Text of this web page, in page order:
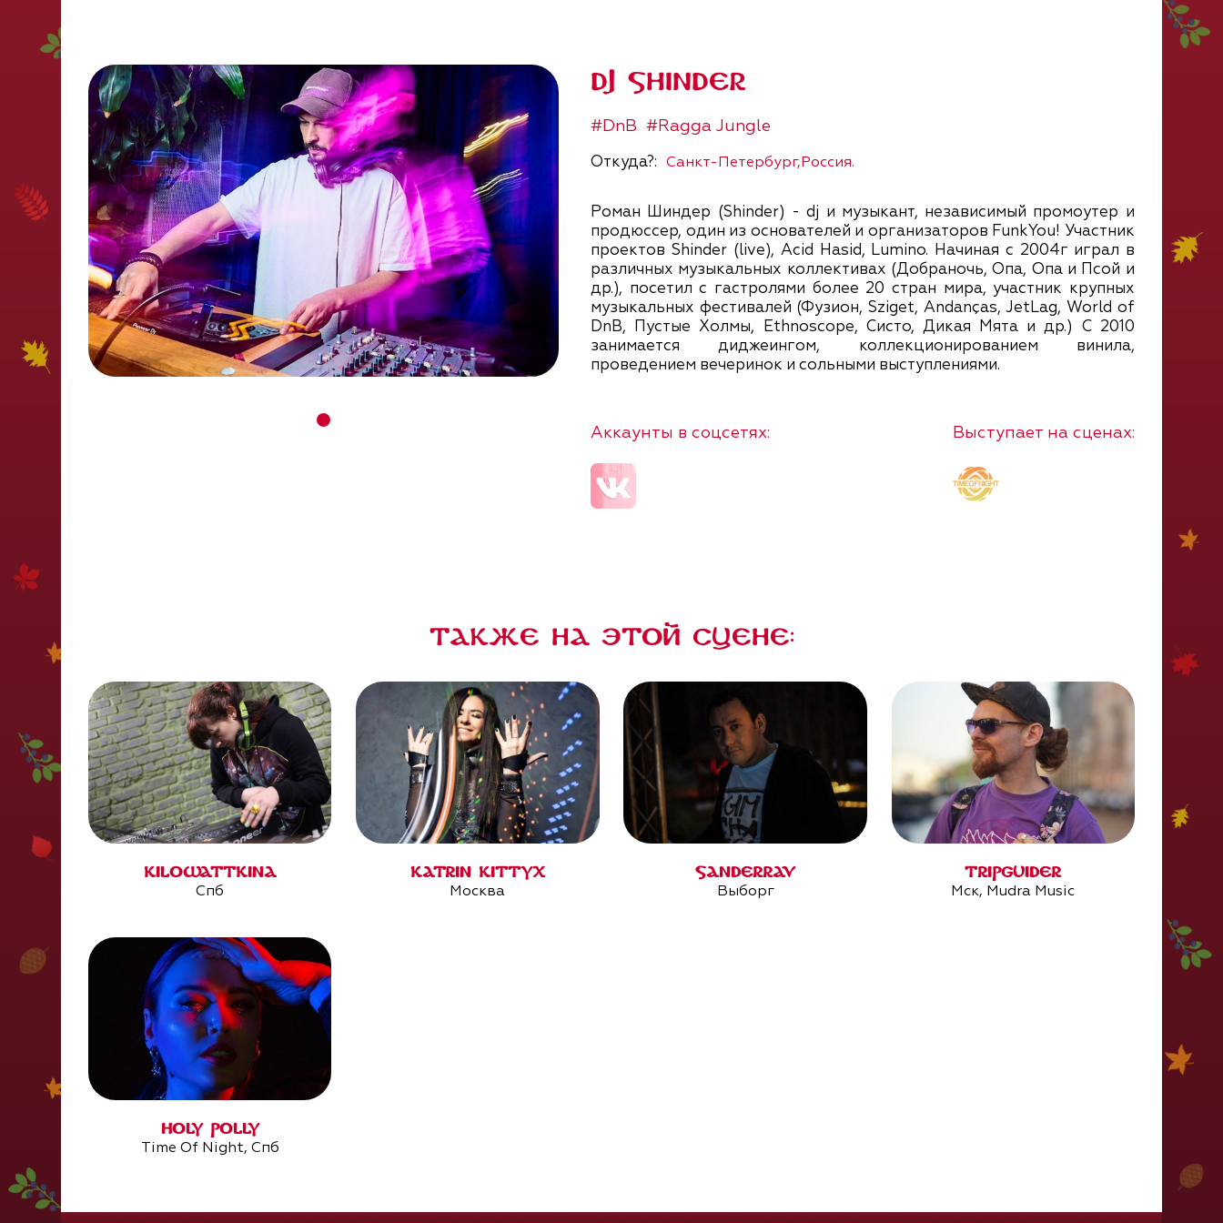
DJ SHINDER
#DnB #Ragga Jungle
Откуда?: Санкт-Петербург,Россия.
Роман Шиндер (Shinder) - dj и музыкант, независимый промоутер и
продюссер, один из основателей и организаторов FunkYou! Участник
проектов Shinder (live), Acid Hasid, Lumino. Начиная с 2004г играл в
различных музыкальных коллективах (Добраночь, Опа, Опа и Псой и
др.), посетил с гастролями более 20 стран мира, участник крупных
музыкальных фестивалей (Фузион, Sziget, Andanças, JetLag, World of
DnB, Пустые Холмы, Ethnoscope, Систо, Дикая Мята и др.) С 2010
занимается диджеингом, коллекционированием винила,
проведением вечеринок и сольными выступлениями.
Аккаунты в соцсетях: Выступает на сценах:
Также на этой сцене:
KILOWATTKINA
Спб
KATRIN KITTYX
Москва
SANDERRAV
Выборг
TRIPGUIDER
Мск, Mudra Music
HOLY POLLY
Time Of Night, Спб